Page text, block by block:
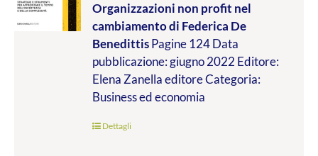
prezzo:
da
€9.99
a
€17.00
Organizzazioni non profit nel
cambiamentodi Federica De
BenedittisPagine 124 Data
pubblicazione: giugno 2022 Editore:
Elena Zanella editore Categoria:
Business ed economia
Dettagli